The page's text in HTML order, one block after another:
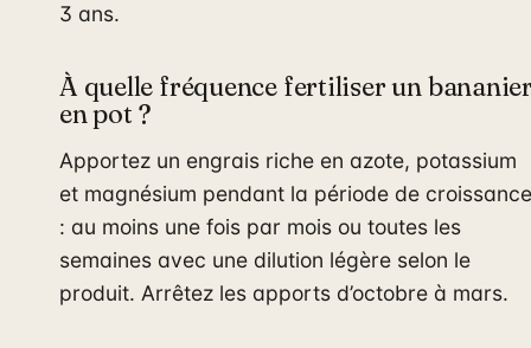
3 ans.
À quelle fréquence fertiliser un
en pot ?
Apportez un engrais riche en azote, potassium
et magnésium pendant la période de croissance
: au moins une fois par mois ou toutes les
semaines avec une dilution légère selon le
produit. Arrêtez les apports d’octobre à mars.